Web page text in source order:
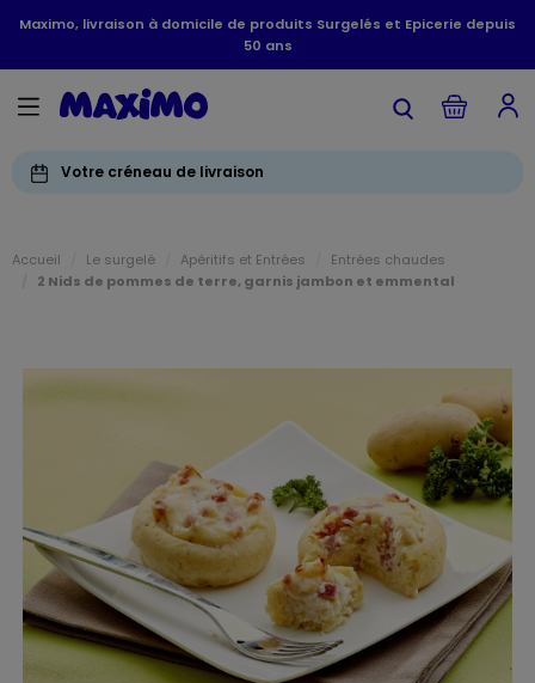
Maximo, livraison à domicile de produits Surgelés et Epicerie depuis
50 ans
Votre créneau de livraison
Accueil Le surgelé Apéritifs et Entrées
Entrées chaudes
2 Nids de pommes de terre, garnis jambon et emmental